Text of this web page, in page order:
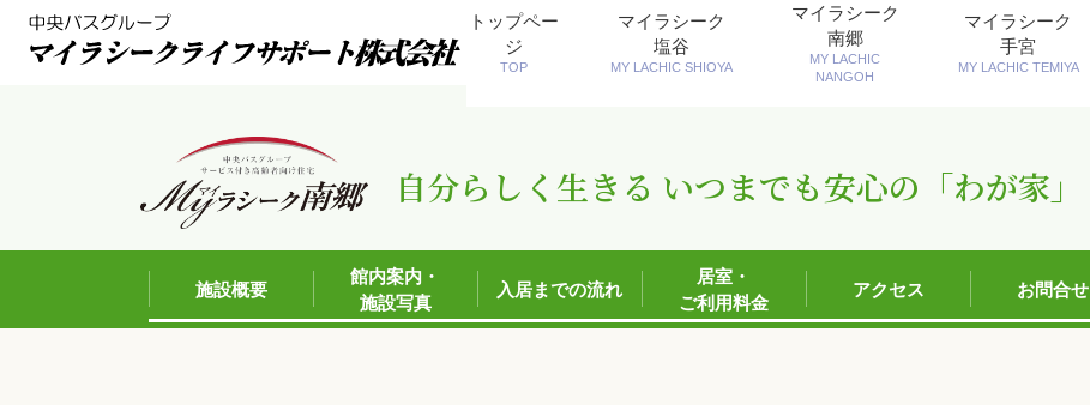
トップペー
ジ
TOP
マイラシーク
塩谷
MY LACHIC SHIOYA
マイラシーク
南郷
MY LACHIC
NANGOH
マイラシーク
手宮
MY LACHIC TEMIYA
自分らしく生きる いつまでも安心の「わが家」
施設概要
館内案内・
施設写真
入居までの流れ
居室・
ご利用料金
アクセス お問合せ